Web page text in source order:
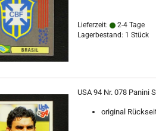
Lieferzeit:
2-4 Tage
Lagerbestand: 1 Stück
USA 94 Nr. 078 Panini
original